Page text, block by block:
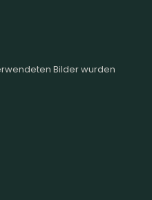
Bilder wurden